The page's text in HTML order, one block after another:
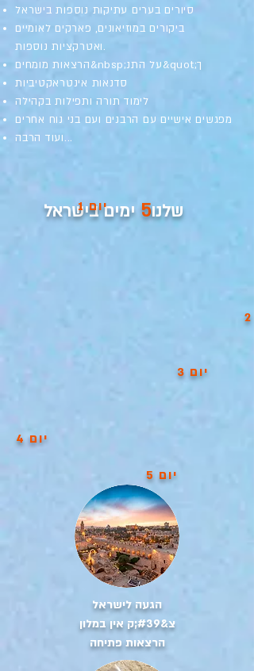
סיורים בערים עתיקות נוספות בישראל
ביקורים במוזיאונים, פארקים לאומיים
ואטרקציות נוספות.
הרצאות מומחים&nbsp;על התנ&quot;ך
סדנאות אינטראקטיביות
לימוד תורה ותפילות בקהילה
מפגשים אישיים עם הרבנים ועם בני נוח אחרים
ועוד הרבה...
שלנו5 ימים בישראל
יום 1
יום 3
יום 4
יום 5
הגעה לישראל
צ&#39;ק אין במלון
הרצאות פתיחה